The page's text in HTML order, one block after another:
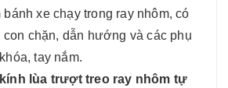
xe chạy trong ray nhôm, có
con chặn, dẫn hướng và các phụ
tay nắm.
lùa trượt treo ray nhôm tự